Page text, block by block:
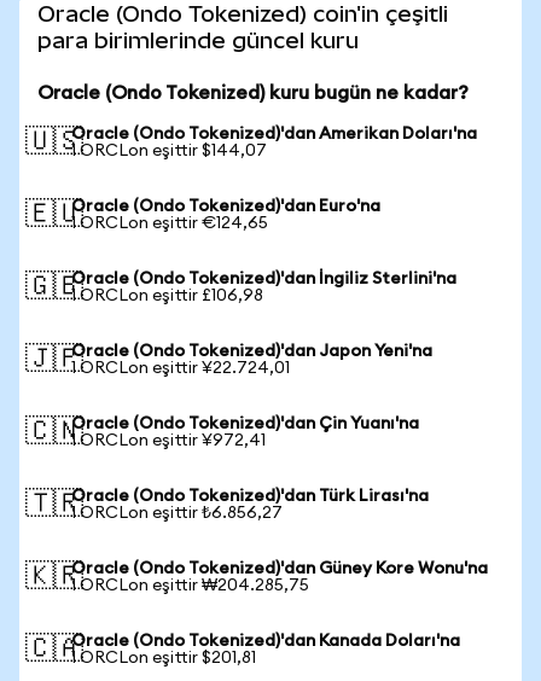
Oracle (Ondo Tokenized) coin'in çeşitli
para birimlerinde güncel kuru
Oracle (Ondo Tokenized) kuru bugün ne kadar?
🇺🇸Oracle (Ondo Tokenized)'dan Amerikan Doları'na
1 ORCLon eşittir $144,07
🇪🇺Oracle (Ondo Tokenized)'dan Euro'na
1 ORCLon eşittir €124,65
🇬🇧Oracle (Ondo Tokenized)'dan İngiliz Sterlini'na
1 ORCLon eşittir £106,98
🇯🇵Oracle (Ondo Tokenized)'dan Japon Yeni'na
1 ORCLon eşittir ¥22.724,01
🇨🇳Oracle (Ondo Tokenized)'dan Çin Yuanı'na
1 ORCLon eşittir ¥972,41
🇹🇷Oracle (Ondo Tokenized)'dan Türk Lirası'na
1 ORCLon eşittir ₺6.856,27
🇰🇷Oracle (Ondo Tokenized)'dan Güney Kore Wonu'na
1 ORCLon eşittir ₩204.285,75
🇨🇦Oracle (Ondo Tokenized)'dan Kanada Doları'na
1 ORCLon eşittir $201,81